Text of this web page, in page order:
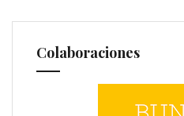
Colaboraciones